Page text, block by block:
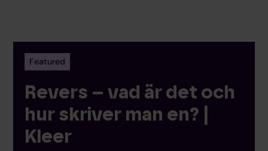
Featured
Revers – vad är det och
hur skriver man en? |
Kleer